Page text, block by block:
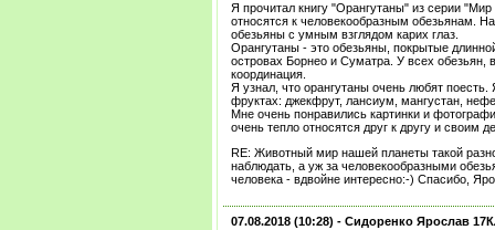
Я прочитал книгу "Орангутаны" из серии
относятся к человекообразным обезьянам.
обезьяны с умным взглядом карих глаз.
Орангутаны - это обезьяны, покрытые
островах Борнео и Суматра. У всех обезьян,
координация.
Я узнал, что орангутаны очень любят
фруктах: джекфрут, лансиум, мангустан,
Мне очень понравились картинки и
очень тепло относятся друг к другу и своим
RE: Животный мир нашей планеты такой
наблюдать, а уж за человекообразными
человека - вдвойне интересно:-) Спасибо,
07.08.2018 (10:28) - Сидоренко Ярослав